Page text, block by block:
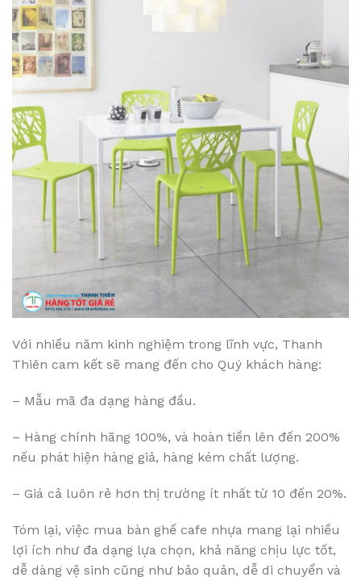
Với nhiều năm kinh nghiệm trong lĩnh vực, Thanh
Thiên cam kết sẽ mang đến cho Quý khách hàng:
– Mẫu mã đa dạng hàng đầu.
– Hàng chính hãng 100%, và hoàn tiền lên đến 200%
nếu phát hiện hàng giả, hàng kém chất lượng.
– Giá cả luôn rẻ hơn thị trường ít nhất từ 10 đến 20%.
Tóm lại, việc mua bàn ghế cafe nhựa mang lại nhiều
lợi ích như đa dạng lựa chọn, khả năng chịu lực tốt,
dễ dàng vệ sinh cũng như bảo quản, dễ di chuyển và